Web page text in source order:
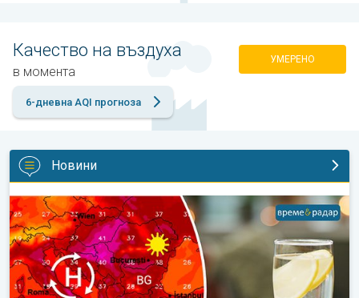
Качество на въздуха
в момента
УМЕРЕНО
6-дневна AQI прогноза
Новини
Горещото време ще продължи. 14-дневна прогноза. . .